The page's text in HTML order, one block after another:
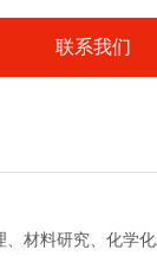
联系我们
材料研究、化学